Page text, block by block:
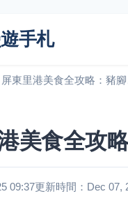
手札
屏東里港美食全攻略：豬
美食全攻
09:37更新時間：Dec 07,